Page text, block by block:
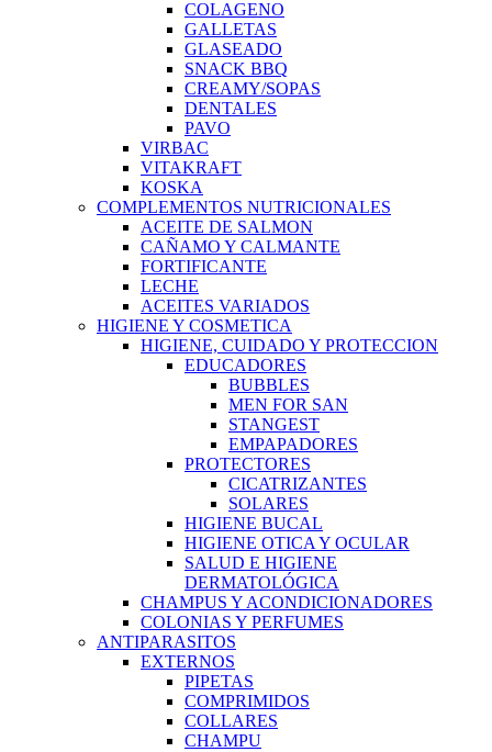
COLAGENO
GALLETAS
GLASEADO
SNACK BBQ
CREAMY/SOPAS
DENTALES
PAVO
VIRBAC
VITAKRAFT
KOSKA
COMPLEMENTOS NUTRICIONALES
ACEITE DE SALMON
CAÑAMO Y CALMANTE
FORTIFICANTE
LECHE
ACEITES VARIADOS
HIGIENE Y COSMETICA
HIGIENE, CUIDADO Y PROTECCION
EDUCADORES
BUBBLES
MEN FOR SAN
STANGEST
EMPAPADORES
PROTECTORES
CICATRIZANTES
SOLARES
HIGIENE BUCAL
HIGIENE OTICA Y OCULAR
SALUD E HIGIENE
DERMATOLÓGICA
CHAMPUS Y ACONDICIONADORES
COLONIAS Y PERFUMES
ANTIPARASITOS
EXTERNOS
PIPETAS
COMPRIMIDOS
COLLARES
CHAMPU